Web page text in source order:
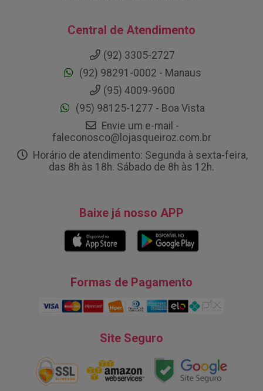
Central de Atendimento
(92) 3305-2727
(92) 98291-0002 - Manaus
(95) 4009-9600
(95) 98125-1277 - Boa Vista
Envie um e-mail -
faleconosco@lojasqueiroz.com.br
Horário de atendimento: Segunda à sexta-feira,
das 8h às 18h. Sábado de 8h às 12h.
Baixe já nosso APP
Formas de Pagamento
Site Seguro